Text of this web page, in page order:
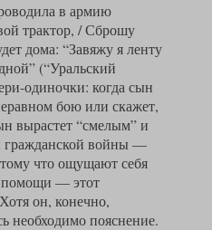
в армию
трактор, / Сброшу
дома: “Завяжу я ленту
(“Уральский
одиночки: когда сын
бою или скажет,
вырастет “смелым” и
гражданской войны —
что ощущают себя
помощи — этот
он, конечно,
необходимо пояснение.